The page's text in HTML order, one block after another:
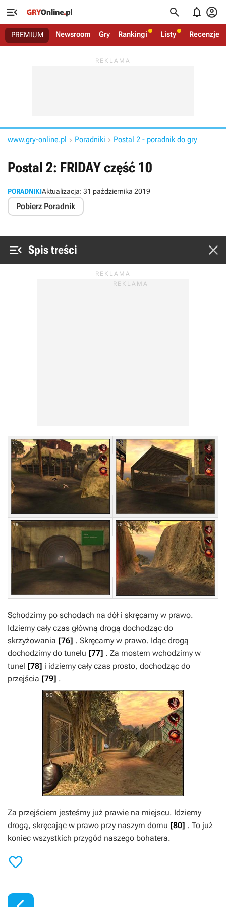
   
PREMIUM Newsroom Gry Rankingi Listy Recenzje
www.gry-online.pl  Poradniki  Postal 2 - poradnik do gry
Postal 2: FRIDAY część 10
PORADNIKIAktualizacja: 31 października 2019
Pobierz Poradnik
 Spis treści 
Schodzimy po schodach na dół i skręcamy w prawo.
Idziemy cały czas główną drogą dochodząc do
skrzyżowania [76] . Skręcamy w prawo. Idąc drogą
dochodzimy do tunelu [77] . Za mostem wchodzimy w
tunel [78] i idziemy cały czas prosto, dochodząc do
przejścia [79] .
Za przejściem jesteśmy już prawie na miejscu. Idziemy
drogą, skręcając w prawo przy naszym domu [80] . To już
koniec wszystkich przygód naszego bohatera.
